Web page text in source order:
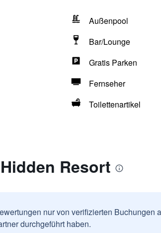
Außenpool
Bar/Lounge
Gratis Parken
Fernseher
Toilettenartikel
Resort
nur von verifizierten Buchungen
durchgeführt haben.